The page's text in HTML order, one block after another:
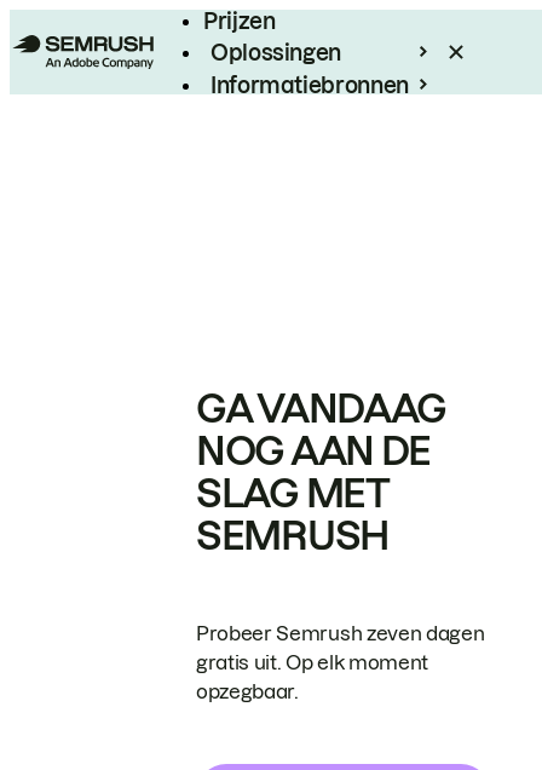
Prijzen
Oplossingen
Informatiebronnen
GA VANDAAG
NOG AAN DE
SLAG MET
SEMRUSH
Probeer Semrush zeven dagen
gratis uit. Op elk moment
opzegbaar.